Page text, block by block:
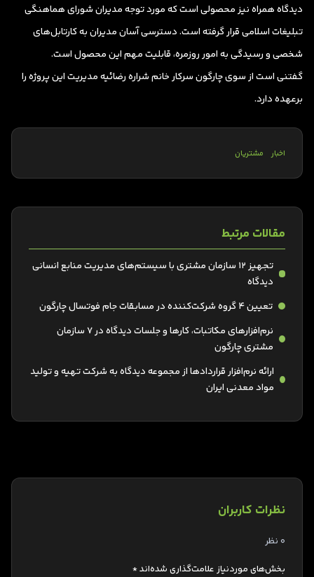
دیدگاه همراه نیز محصولی است که مورد توجه مدیران شورای هماهنگی
تبلیغات اسلامی قرار گرفته است. دسترسی آسان مدیران به کارتابل‌های
شخصی و رسیدگی به امور روزمره، قابلیت مهم این محصول است.
گفتنی است از سوی چارگون سرکار خانم شراره رضائیه مدیریت این پروژه را
برعهده دارد.
اخبار مشتریان
مقالات مرتبط
تجهیز ۱۲ سازمان مشتری با سیستم‌های مدیریت منابع انسانی
دیدگاه
تعیین 4 گروه شرکت‌کننده در مسابقات جام فوتسال چارگون
نرم‌افزارهای مکاتبات، کارها و جلسات دیدگاه در 7 سازمان
مشتری چارگون
ارائه نرم‌افزار قراردادها از مجموعه دیدگاه به شرکت تهیه و تولید
مواد معدنی ایران
نظرات کاربران
0 نظر
بخش‌های موردنیاز علامت‌گذاری شده‌اند*